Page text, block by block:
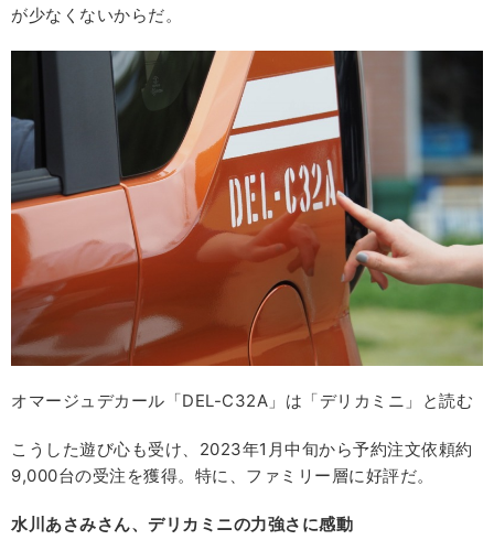
が少なくないからだ。
オマージュデカール「DEL-C32A」は「デリカミニ」と読む
こうした遊び心も受け、2023年1月中旬から予約注文依頼約
9,000台の受注を獲得。特に、ファミリー層に好評だ。
水川あさみさん、デリカミニの力強さに感動